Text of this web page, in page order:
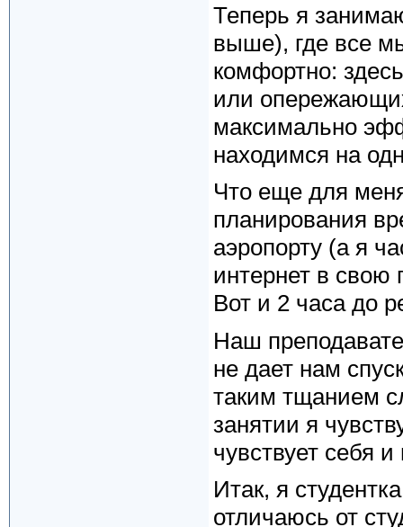
Теперь я
выше), где все
комфортно:
или
максимально
находимся на
Что еще для
планирования
аэропорту (а я
интернет в свою
Вот и 2 часа до
Наш
не дает нам
таким тщанием
занятии я
чувствует себя
Итак, я
отличаюсь от